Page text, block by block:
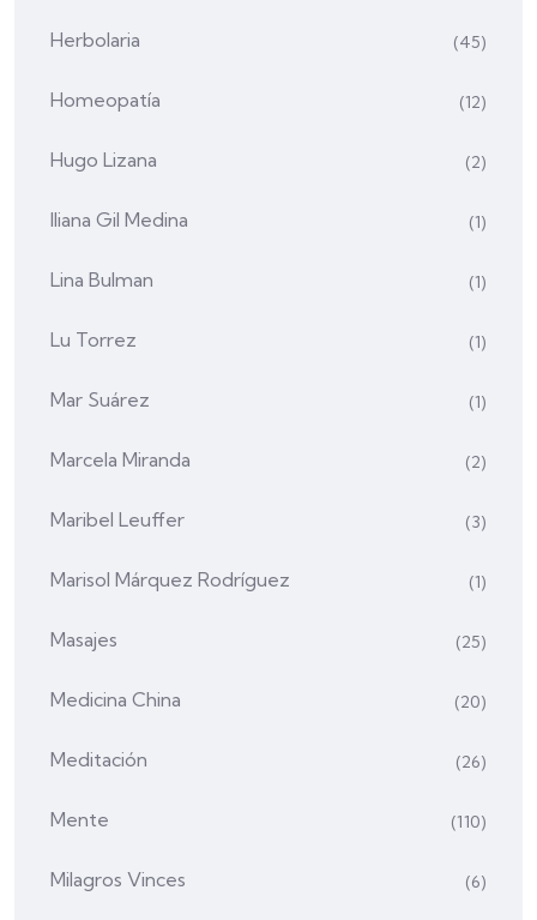
Herbolaria (45)
Homeopatía (12)
Hugo Lizana (2)
Iliana Gil Medina (1)
Lina Bulman (1)
Lu Torrez (1)
Mar Suárez (1)
Marcela Miranda (2)
Maribel Leuffer (3)
Marisol Márquez Rodríguez (1)
Masajes (25)
Medicina China (20)
Meditación (26)
Mente (110)
Milagros Vinces (6)